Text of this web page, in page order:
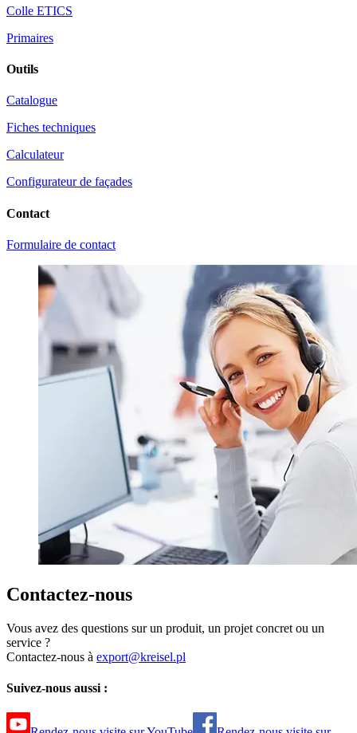
Colle ETICS
Primaires
Outils
Catalogue
Fiches techniques
Calculateur
Configurateur de façades
Contact
Formulaire de contact
Contactez-nous
Vous avez des questions sur un produit, un projet concret ou un
service ?
Contactez-nous à export@kreisel.pl
Suivez-nous aussi :